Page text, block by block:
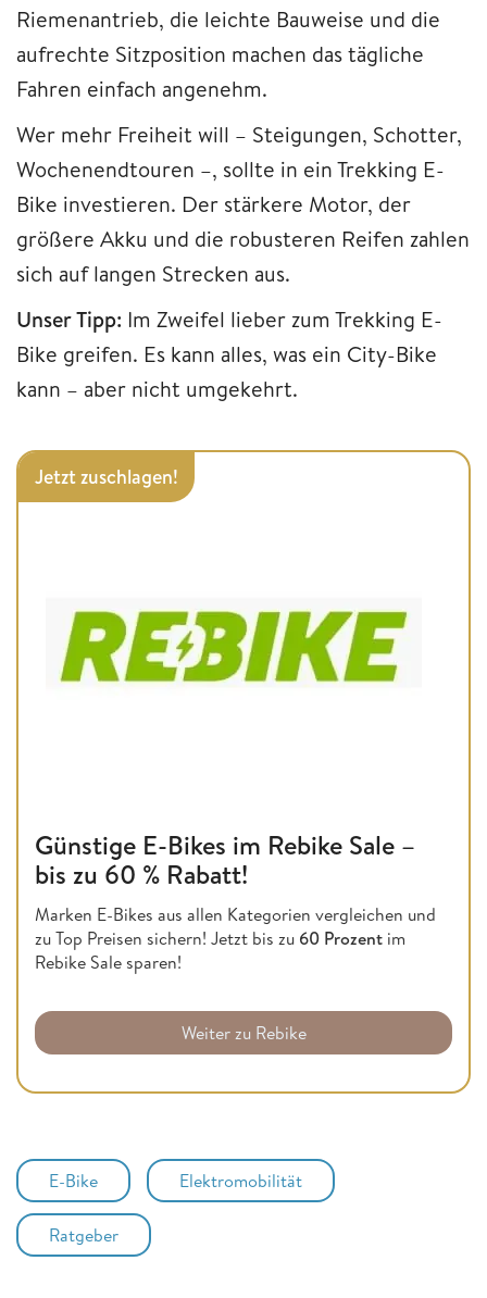
Riemenantrieb, die leichte Bauweise und die
aufrechte Sitzposition machen das tägliche
Fahren einfach angenehm.
Wer mehr Freiheit will – Steigungen, Schotter,
Wochenendtouren –, sollte in ein Trekking E-
Bike investieren. Der stärkere Motor, der
größere Akku und die robusteren Reifen zahlen
sich auf langen Strecken aus.
Unser Tipp: Im Zweifel lieber zum Trekking E-
Bike greifen. Es kann alles, was ein City-Bike
kann – aber nicht umgekehrt.
Jetzt zuschlagen!
Günstige E-Bikes im Rebike Sale –
bis zu 60 % Rabatt!
Marken E-Bikes aus allen Kategorien vergleichen und
zu Top Preisen sichern! Jetzt bis zu 60 Prozent im
Rebike Sale sparen!
Weiter zu Rebike
E-Bike Elektromobilität
Ratgeber